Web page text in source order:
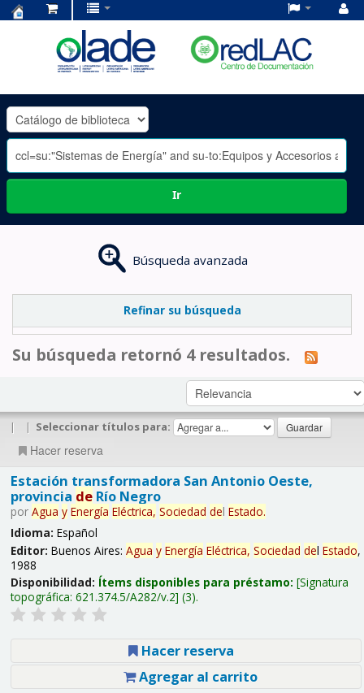
OLADE
-
Ir
Búsqueda avanzada
Refinar su búsqueda
Su búsqueda retornó 4 resultados.
| | Seleccionar títulos para:
Hacer reserva
Estación transformadora San Antonio Oeste,
provincia deRío Negro
por Agua y Energía Eléctrica, Sociedad del Estado.
Idioma: Español
Editor: Buenos Aires: Agua y Energía Eléctrica, Sociedad del Estado,
1988
Disponibilidad: Ítems disponibles para préstamo: Signatura
topográfica: 621.374.5/A282/v.2 (3).
Hacer reserva
Agregar al carrito